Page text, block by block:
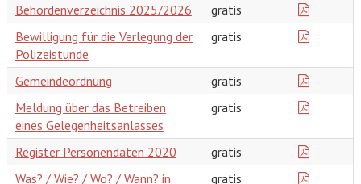
Behördenverzeichnis 2025/2026
gratis
Bewilligung für die Verlegung der
Polizeistunde
gratis
Gemeindeordnung
gratis
Meldung über das Betreiben
eines Gelegenheitsanlasses
gratis
Register Personendaten 2020
gratis
Was? / Wie? / Wo? / Wann? in
gratis